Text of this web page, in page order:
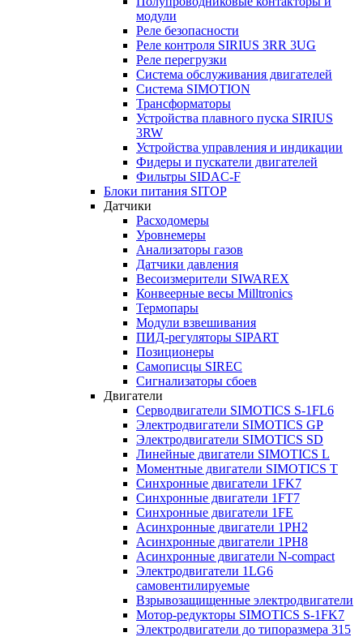
модули
Реле безопасности
Реле контроля SIRIUS 3RR 3UG
Реле перегрузки
Сиcтема обслуживания двигателей
Система SIMOTION
Трансформаторы
Устройства плавного пуска SIRIUS
3RW
Устройства управления и индикации
Фидеры и пускатели двигателей
Фильтры SIDAC-F
Блоки питания SITOP
Датчики
Расходомеры
Уровнемеры
Анализаторы газов
Датчики давления
Весоизмерители SIWAREX
Конвеерные весы Milltronics
Термопары
Модули взвешивания
ПИД-регуляторы SIPART
Позиционеры
Самописцы SIREC
Сигнализаторы сбоев
Двигатели
Серводвигатели SIMOTICS S-1FL6
Электродвигатели SIMOTICS GP
Электродвигатели SIMOTICS SD
Линейные двигатели SIMOTICS L
Моментные двигатели SIMOTICS T
Синхронные двигатели 1FK7
Синхронные двигатели 1FT7
Синхронные двигатели 1FE
Асинхронные двигатели 1PH2
Асинхронные двигатели 1PH8
Асинхронные двигатели N-compact
Электродвигатели 1LG6
cамовентилируемые
Взрывозащищенные электродвигатели
Мотор-редукторы SIMOTICS S-1FK7
Электродвигатели до типоразмера 315